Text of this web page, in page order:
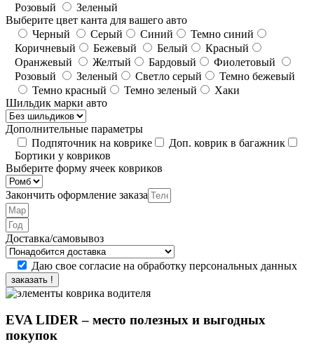
Розовый
Зеленый
Выберите цвет канта для вашего авто
Черный
Серый Синий
Темно синий
Коричневый
Бежевый Белый
Красный
Оранжевый
Желтый Бардовый
Фиолетовый
Розовый
Зеленый Светло серый
Темно бежевый
Темно красный
Темно зеленый
Хаки
Шильдик марки авто
Дополнительные параметры
Подпяточник на коврике
Доп. коврик в багажник
Бортики у ковриков
Выберите форму ячеек ковриков
Закончить оформление заказа
Доставка/самовывоз
Даю свое согласие на обработку персональных данных
заказать !
EVA LIDER – место полезных и выгодных
покупок